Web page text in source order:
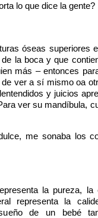
lo que dice la gente?
óseas superiores
la boca y que
más – entonces
ver a sí mismo oa
y juicios
ver su mandíbula,
me sonaba los
la pureza, la
representa la
de un bebé